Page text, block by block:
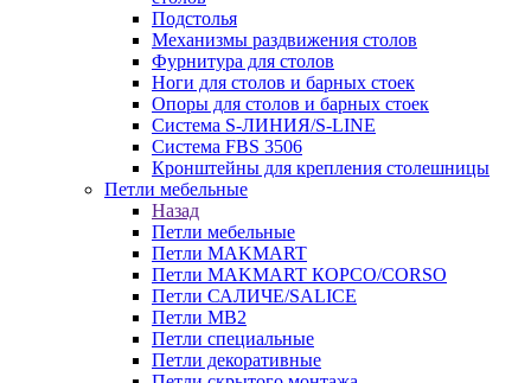
Подстолья
Механизмы раздвижения столов
Фурнитура для столов
Ноги для столов и барных стоек
Опоры для столов и барных стоек
Система S-ЛИНИЯ/S-LINE
Система FBS 3506
Кронштейны для крепления столешницы
Петли мебельные
Назад
Петли мебельные
Петли MAKMART
Петли MAKMART КОРСО/CORSO
Петли САЛИЧЕ/SALICE
Петли MB2
Петли специальные
Петли декоративные